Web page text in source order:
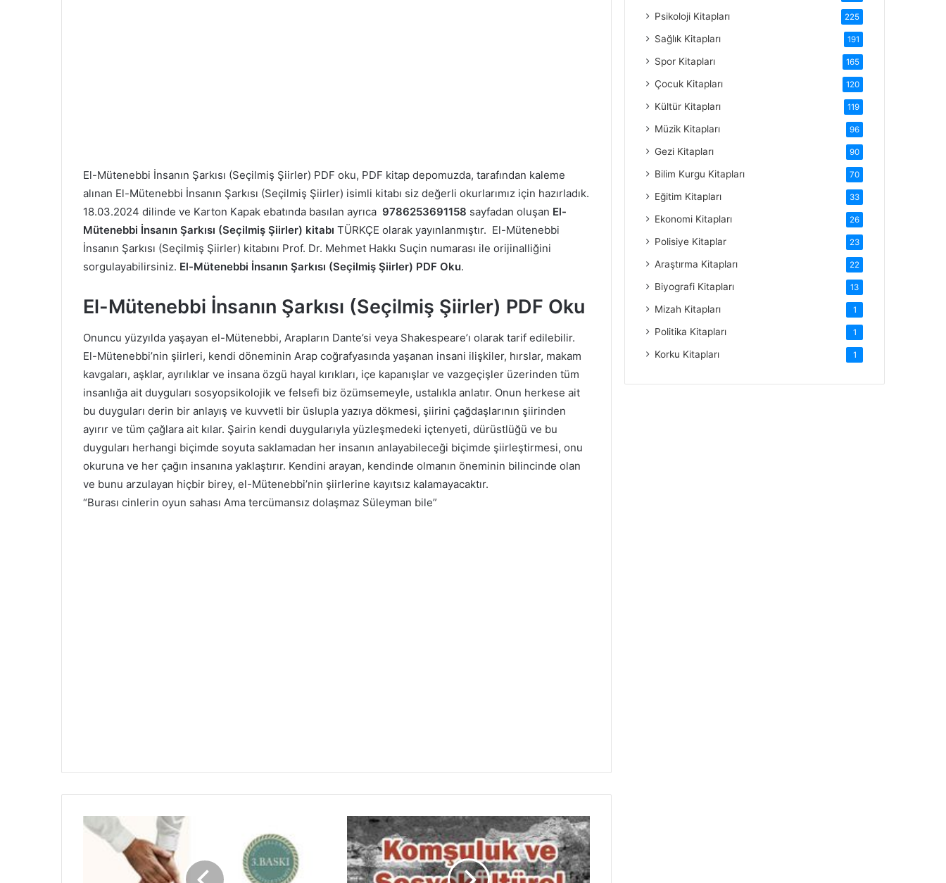
El-Mütenebbi İnsanın Şarkısı (Seçilmiş Şiirler) PDF oku, PDF kitap depomuzda, tarafından kaleme
alınan El-Mütenebbi İnsanın Şarkısı (Seçilmiş Şiirler) isimli kitabı siz değerli okurlarımız için hazırladık.
18.03.2024 dilinde ve Karton Kapak ebatında basılan ayrıca 9786253691158 sayfadan oluşan El-
Mütenebbi İnsanın Şarkısı (Seçilmiş Şiirler) kitabı TÜRKÇE olarak yayınlanmıştır. El-Mütenebbi
İnsanın Şarkısı (Seçilmiş Şiirler) kitabını Prof. Dr. Mehmet Hakkı Suçin numarası ile orijinalliğini
sorgulayabilirsiniz. El-Mütenebbi İnsanın Şarkısı (Seçilmiş Şiirler) PDF Oku.
El-Mütenebbi İnsanın Şarkısı (Seçilmiş Şiirler) PDF Oku
Onuncu yüzyılda yaşayan el-Mütenebbi, Arapların Dante’si veya Shakespeare’ı olarak tarif edilebilir.
El-Mütenebbi’nin şiirleri, kendi döneminin Arap coğrafyasında yaşanan insani ilişkiler, hırslar, makam
kavgaları, aşklar, ayrılıklar ve insana özgü hayal kırıkları, içe kapanışlar ve vazgeçişler üzerinden tüm
insanlığa ait duyguları sosyopsikolojik ve felsefi biz özümsemeyle, ustalıkla anlatır. Onun herkese ait
bu duyguları derin bir anlayış ve kuvvetli bir üslupla yazıya dökmesi, şiirini çağdaşlarının şiirinden
ayırır ve tüm çağlara ait kılar. Şairin kendi duygularıyla yüzleşmedeki içtenyeti, dürüstlüğü ve bu
duyguları herhangi biçimde soyuta saklamadan her insanın anlayabileceği biçimde şiirleştirmesi, onu
okuruna ve her çağın insanına yaklaştırır. Kendini arayan, kendinde olmanın öneminin bilincinde olan
ve bunu arzulayan hiçbir birey, el-Mütenebbi’nin şiirlerine kayıtsız kalamayacaktır.
“Burası cinlerin oyun sahası Ama tercümansız dolaşmaz Süleyman bile”
Psikoloji Kitapları 225
Sağlık Kitapları 191
Spor Kitapları 165
Çocuk Kitapları 120
Kültür Kitapları 119
Müzik Kitapları 96
Gezi Kitapları 90
Bilim Kurgu Kitapları 70
Eğitim Kitapları 33
Ekonomi Kitapları 26
Polisiye Kitaplar 23
Araştırma Kitapları 22
Biyografi Kitapları 13
Mizah Kitapları 1
Politika Kitapları 1
Korku Kitapları 1